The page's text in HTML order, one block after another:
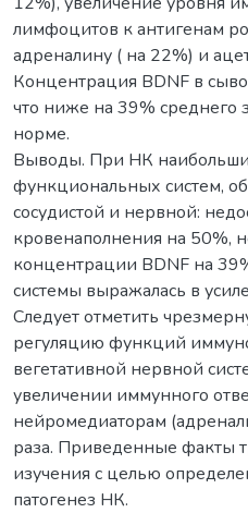
лимфоцитов к антигенам
адреналину ( на 22%) и
Концентрация BDNF в
что ниже на 39% среднего
норме.
Выводы. При НК
функциональных систем,
сосудистой и нервной:
кровенаполнения на 50%,
концентрации BDNF на
системы выражалась в
Следует отметить
регуляцию функций
вегетативной нервной
увеличении иммунного
нейромедиаторам
раза. Приведенные факты
изучения с целью
патогенез НК.